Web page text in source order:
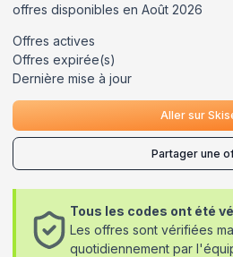
offres disponibles en Août 2026
Offres actives
Offres expirée(s)
Dernière mise à jour
Aller sur
Partager une
Tous les codes ont été
Les offres sont vérifiées
quotidiennement par